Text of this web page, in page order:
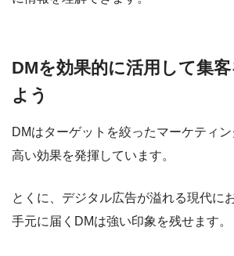
DMを効果的に活用して集
よう
DMはターゲットを絞ったマーケティン
高い効果を発揮しています。
とくに、デジタル広告が溢れる現代に
手元に届くDMは強い印象を残せます。